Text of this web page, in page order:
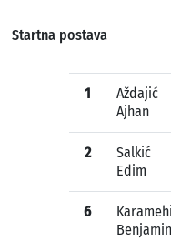
Startna postava
1
Aždajić
Ajhan
2
Salkić
Edim
6
Benjamin